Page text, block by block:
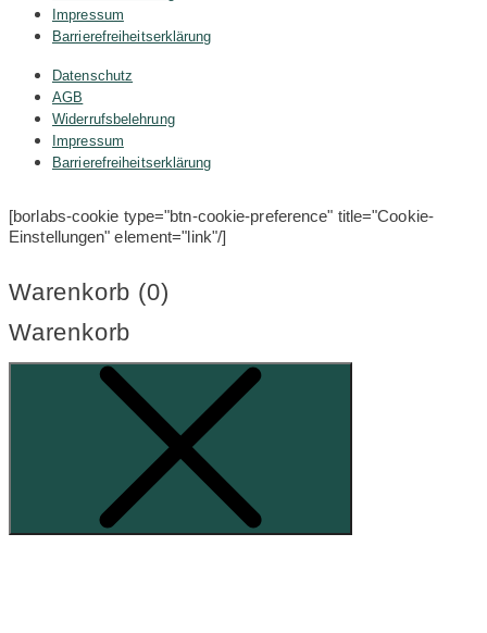
Impressum
Barrierefreiheitserklärung
Datenschutz
AGB
Widerrufsbelehrung
Impressum
Barrierefreiheitserklärung
[borlabs-cookie type="btn-cookie-preference" title="Cookie-
Einstellungen" element="link"/]
Warenkorb (0)
Warenkorb